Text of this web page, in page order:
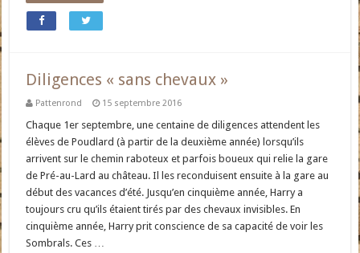
Diligences « sans chevaux »
Pattenrond 15 septembre 2016
Chaque 1er septembre, une centaine de diligences attendent les
élèves de Poudlard (à partir de la deuxième année) lorsqu’ils
arrivent sur le chemin raboteux et parfois boueux qui relie la gare
de Pré-au-Lard au château. Il les reconduisent ensuite à la gare au
début des vacances d’été. Jusqu’en cinquième année, Harry a
toujours cru qu’ils étaient tirés par des chevaux invisibles. En
cinquième année, Harry prit conscience de sa capacité de voir les
Sombrals. Ces …